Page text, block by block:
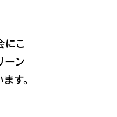
にこ
ーン
す。